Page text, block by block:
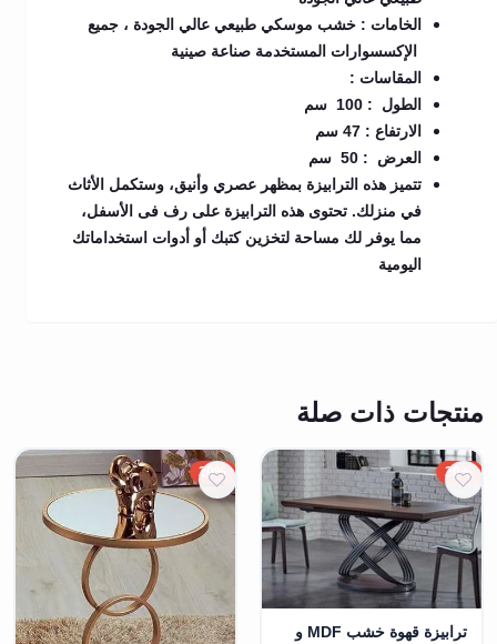
الخامات : خشب موسكي طبيعي عالي الجودة ، جميع
الإكسسوارات المستخدمة صناعة صينية
المقاسات :
الطول : 100 سم
الارتفاع : 47 سم
العرض : 50 سم
تتميز هذه الترابيزة بمظهر عصري وأنيق، وستكمل الأثاث
في منزلك. تحتوى هذه الترابيزة على رف فى الأسفل،
مما يوفر لك مساحة لتخزين كتبك أو أدوات استخداماتك
اليومية
منتجات ذات صلة
20%
ترابيزة قهوة خشب MDF و
20%